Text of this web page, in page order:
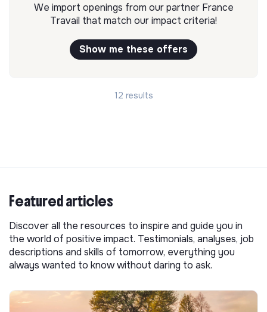
We import openings from our partner France
Travail that match our impact criteria!
Show me these offers
12 results
Featured articles
Discover all the resources to inspire and guide you in
the world of positive impact. Testimonials, analyses, job
descriptions and skills of tomorrow, everything you
always wanted to know without daring to ask.